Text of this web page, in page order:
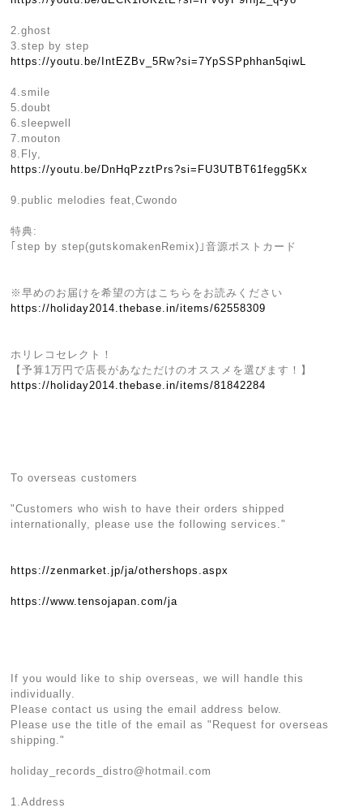
2.ghost
3.step by step
https://youtu.be/IntEZBv_5Rw?si=7YpSSPphhan5qiwL
4.smile
5.doubt
6.sleepwell
7.mouton
8.Fly,
https://youtu.be/DnHqPzztPrs?si=FU3UTBT61fegg5Kx
9.public melodies feat,Cwondo
特典:
｢step by step(gutskomakenRemix)｣音源ポストカード
※早めのお届けを希望の方はこちらをお読みください
https://holiday2014.thebase.in/items/62558309
ホリレコセレクト！
【予算1万円で店長があなただけのオススメを選びます！】
https://holiday2014.thebase.in/items/81842284
To overseas customers
"Customers who wish to have their orders shipped
internationally, please use the following services."
https://zenmarket.jp/ja/othershops.aspx
https://www.tensojapan.com/ja
If you would like to ship overseas, we will handle this
individually.
Please contact us using the email address below.
Please use the title of the email as "Request for overseas
shipping."
holiday_records_distro@hotmail.com
1.Address